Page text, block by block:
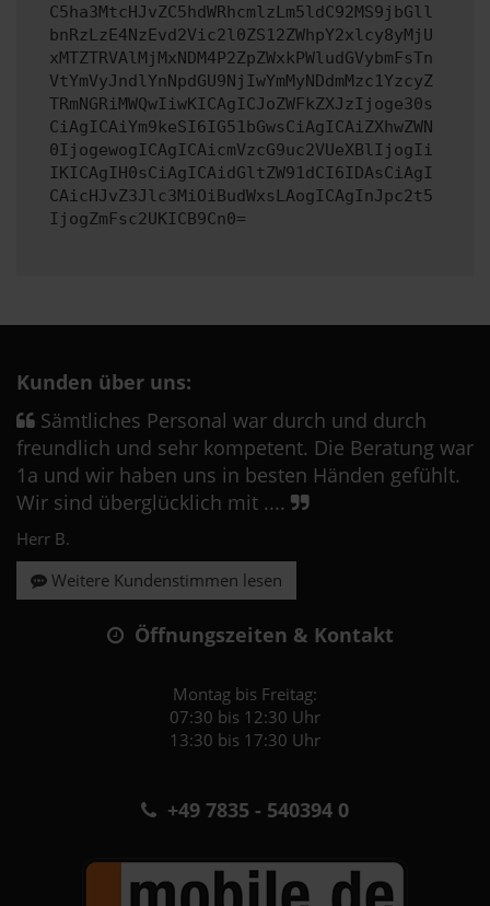
C5ha3MtcHJvZC5hdWRhcmlzLm5ldC92MS9jbGll
bnRzLzE4NzEvd2Vic2l0ZS12ZWhpY2xlcy8yMjU
xMTZTRVAlMjMxNDM4P2ZpZWxkPWludGVybmFsTn
VtYmVyJndlYnNpdGU9NjIwYmMyNDdmMzc1YzcyZ
TRmNGRiMWQwIiwKICAgICJoZWFkZXJzIjoge30s
CiAgICAiYm9keSI6IG51bGwsCiAgICAiZXhwZWN
0IjogewogICAgICAicmVzcG9uc2VUeXBlIjogIi
IKICAgIH0sCiAgICAidGltZW91dCI6IDAsCiAgI
CAicHJvZ3Jlc3MiOiBudWxsLAogICAgInJpc2t5
IjogZmFsc2UKICB9Cn0=
Kunden über uns:
Sämtliches Personal war durch und durch
freundlich und sehr kompetent. Die Beratung war
1a und wir haben uns in besten Händen gefühlt.
Wir sind überglücklich mit ....
Herr B.
Weitere Kundenstimmen lesen
Öffnungszeiten & Kontakt
Montag bis Freitag:
07:30 bis 12:30 Uhr
13:30 bis 17:30 Uhr
+49 7835 - 540394 0